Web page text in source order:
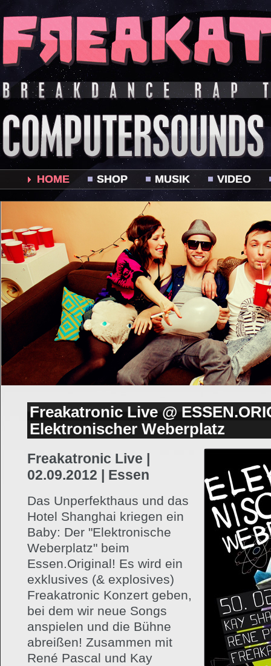
HOME SHOP MUSIK VIDEO
Freakatronic Live @
Elektronischer Weberplatz
Freakatronic Live |
02.09.2012 | Essen
Das Unperfekthaus und das
Hotel Shanghai kriegen ein
Baby: Der "Elektronische
Weberplatz" beim
Essen.Original! Es wird ein
exklusives (& explosives)
Freakatronic Konzert geben,
bei dem wir neue Songs
anspielen und die Bühne
abreißen! Zusammen mit
René Pascal und Kay